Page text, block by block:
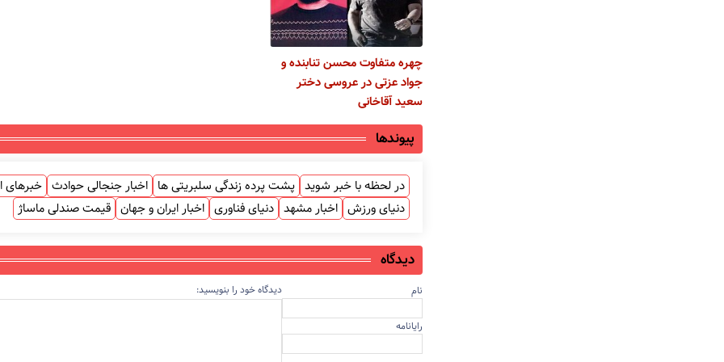
چهره متفاوت محسن تنابنده و
جواد عزتی در عروسی دختر
سعید آقاخانی
پیوندها
در لحظه با خبر شوید پشت پرده زندگی سلبریتی ها اخبار جنجالی حوادث خبرهای
دنیای ورزش اخبار مشهد دنیای فناوری اخبار ایران و جهان قیمت صندلی ماساژ
دیدگاه
نام
رایانامه
دیدگاه خود را بنویسید: